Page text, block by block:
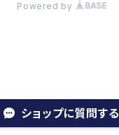
ショップに質問する
Powered by